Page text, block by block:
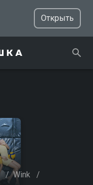
Открыть
/ Wink /